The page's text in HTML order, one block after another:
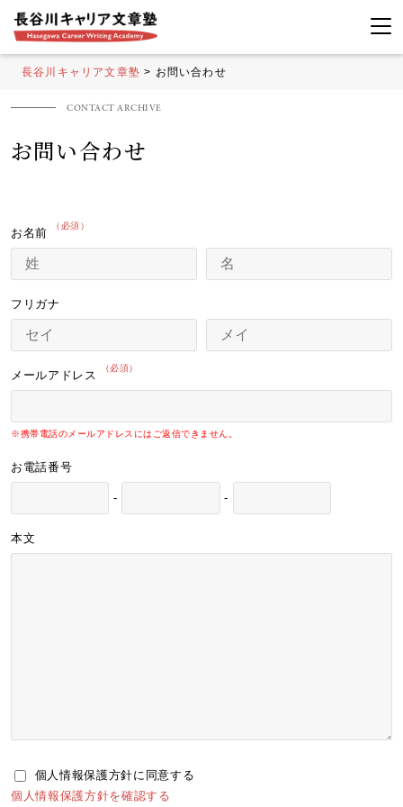
長谷川キャリア文章塾 > お問い合わせ
お問い合わせ
お名前
フリガナ
メールアドレス
※携帯電話のメールアドレスにはご返信できません。
お電話番号
- -
本文
個人情報保護方針に同意する
個人情報保護方針を確認する